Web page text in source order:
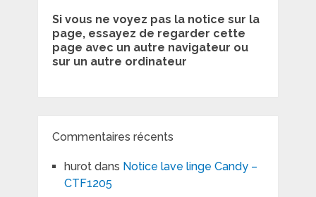
Si vous ne voyez pas la notice sur la
page, essayez de regarder cette
page avec un autre navigateur ou
sur un autre ordinateur
Commentaires récents
hurotdans Notice lave linge Candy –
CTF1205